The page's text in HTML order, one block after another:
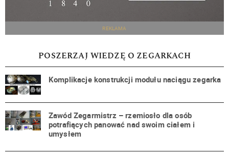
REKLAMA
POSZERZAJ WIEDZĘ O ZEGARKACH
Komplikacje konstrukcji modułu naciągu zegarka
Zawód Zegarmistrz – rzemiosło dla osób
potrafiących panować nad swoim ciałem i
umysłem